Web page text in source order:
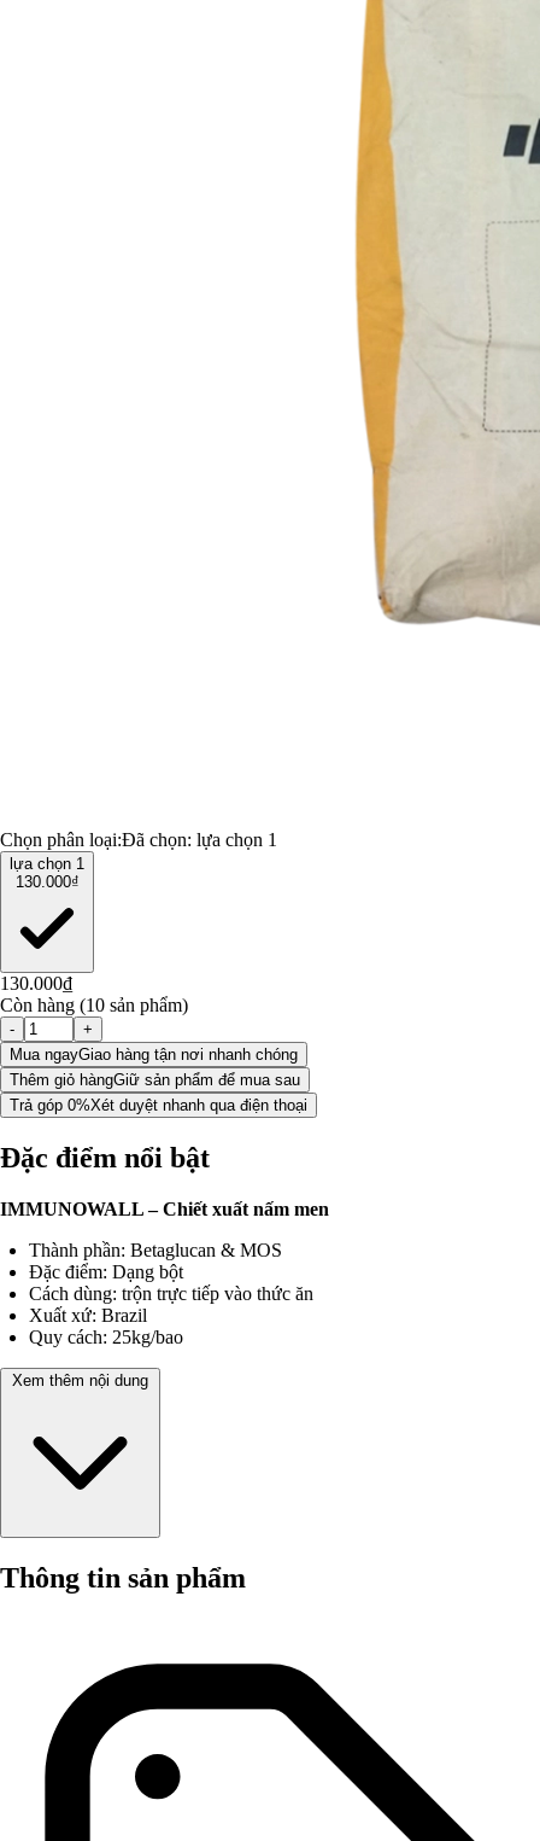
Chọn phân loại:Đã chọn: lựa chọn 1
lựa chọn 1
130.000₫
130.000₫
Còn hàng (10 sản phẩm)
-
+
Mua ngayGiao hàng tận nơi nhanh chóng
Thêm giỏ hàngGiữ sản phẩm để mua sau
Trả góp 0%Xét duyệt nhanh qua điện thoại
Đặc điểm nổi bật
IMMUNOWALL – Chiết xuất nấm men
Thành phần: Betaglucan & MOS
Đặc điểm: Dạng bột
Cách dùng: trộn trực tiếp vào thức ăn
Xuất xứ: Brazil
Quy cách: 25kg/bao
Xem thêm nội dung
Thông tin sản phẩm